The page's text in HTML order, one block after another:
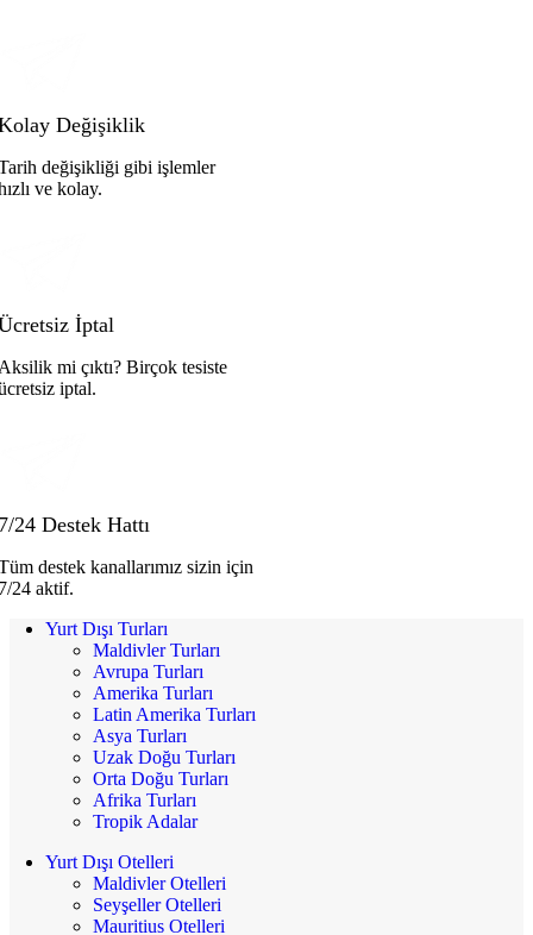
Değişiklik
değişikliği gibi işlemler
ve kolay.
İptal
mi çıktı? Birçok tesiste
iptal.
24 Destek Hattı
destek kanallarımız sizin için
24 aktif.
Yurt Dışı Turları
Maldivler Turları
Avrupa Turları
Amerika Turları
Latin Amerika Turları
Asya Turları
Uzak Doğu Turları
Orta Doğu Turları
Afrika Turları
Tropik Adalar
Yurt Dışı Otelleri
Maldivler Otelleri
Seyşeller Otelleri
Mauritius Otelleri